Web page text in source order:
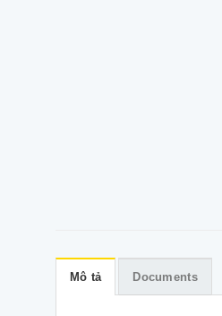
Mô tả Documents